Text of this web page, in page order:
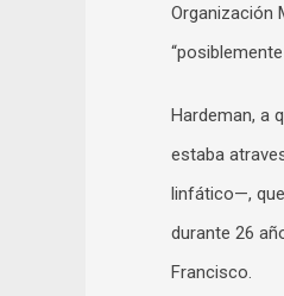
Organización
Hardeman, a
estaba
linfático—,
durante 26
Francisco.